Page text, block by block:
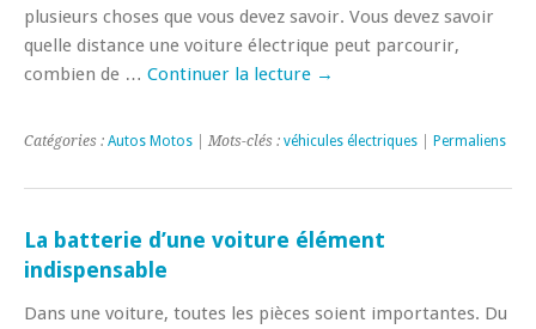
plusieurs choses que vous devez savoir. Vous devez savoir
quelle distance une voiture électrique peut parcourir,
combien de … Continuer la lecture →
Catégories : Autos Motos | Mots-clés : véhicules électriques Permaliens
La batterie d’une voiture élément
indispensable
Dans une voiture, toutes les pièces soient importantes. Du